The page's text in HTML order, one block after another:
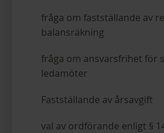
fråga om fastställande av
balansräkning
fråga om ansvarsfrihet för
ledamöter
Fastställande av årsavgift
val av ordförande enligt §